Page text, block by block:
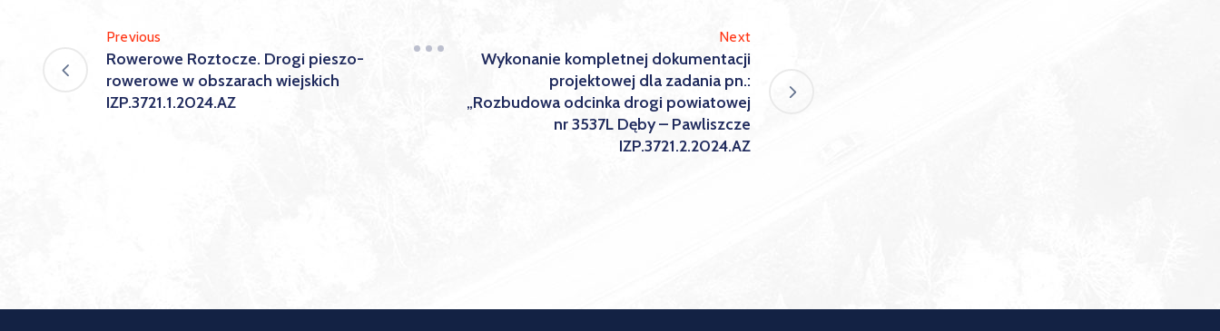
Previous
Rowerowe Roztocze. Drogi pieszo-
rowerowe w obszarach wiejskich
IZP.3721.1.2024.AZ
Next
Wykonanie kompletnej dokumentacji
projektowej dla zadania pn.:
„Rozbudowa odcinka drogi powiatowej
nr 3537L Dęby – Pawliszcze
IZP.3721.2.2024.AZ